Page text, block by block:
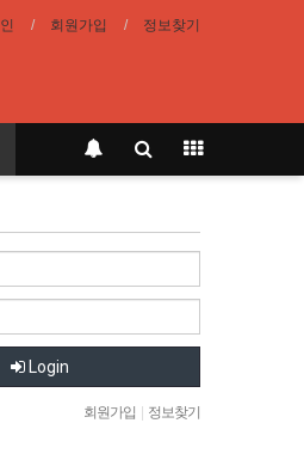
회원가입 정보찾기
Login
회원가입 정보찾기